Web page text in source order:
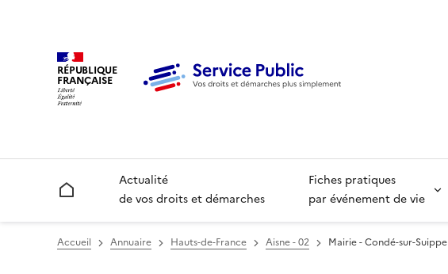
RÉPUBLIQUE
FRANÇAISE
Accueil
Actualité
de vos droits et démarches
Fiches pratiques
par événement de vie
Accueil Annuaire Hauts-de-France Aisne - 02 Mairie - Condé-sur-Suippe